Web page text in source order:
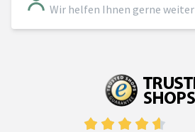
Wir helfen Ihnen gerne weiter